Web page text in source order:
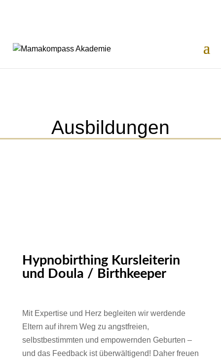
Ausbildungen
Hypnobirthing Kursleiterin
und Doula / Birthkeeper
Mit Expertise und Herz begleiten wir werdende
Eltern auf ihrem Weg zu angstfreien,
selbstbestimmten und empowernden Geburten –
und das Feedback ist überwältigend! Daher freuen